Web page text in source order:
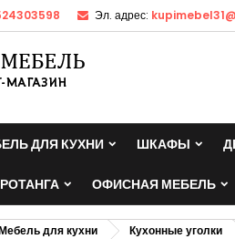
Эл. адрес:
ДЛЯ КУХНИ ШКАФЫ
ОФИСНАЯ МЕБЕЛЬ
для кухни Кухонные уголки